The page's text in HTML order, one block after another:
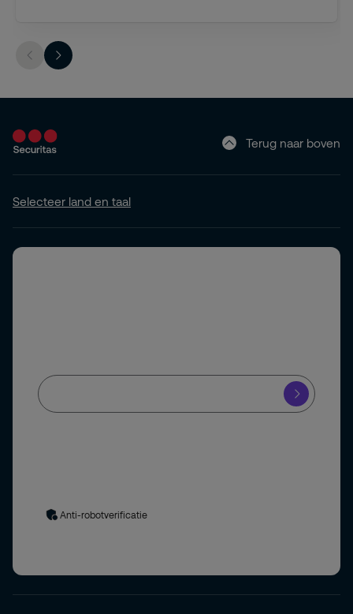
Terug naar boven
Selecteer land en taal
Anti-robotverificatie